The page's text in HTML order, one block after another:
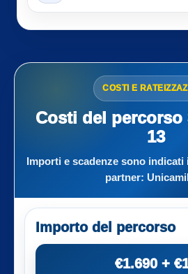
COSTI E
Costi del percorso
13
Importi e scadenze sono indicati
partner:
Importo del percorso
€1.690 +